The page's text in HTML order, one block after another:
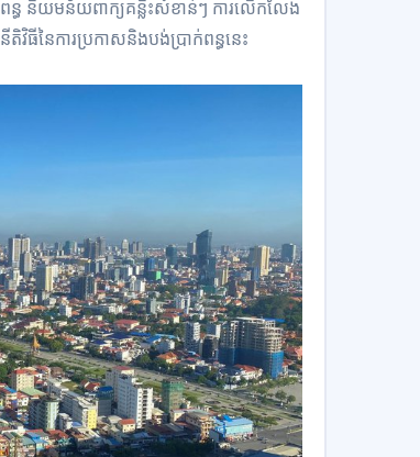
ពន្ធ និយមន័យពាក្យគន្លឹះសំខាន់ៗ ការលើកលែង
ធីនៃការប្រកាសនិងបង់ប្រាក់ពន្ធនេះ